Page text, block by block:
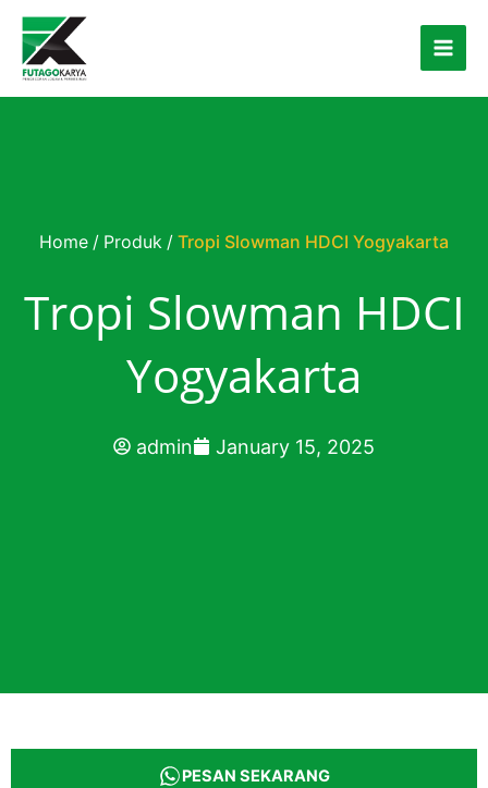
Skip to content
Home / Produk / Tropi Slowman HDCI Yogyakarta
Tropi Slowman HDCI
Yogyakarta
admin January 15, 2025
PESAN SEKARANG